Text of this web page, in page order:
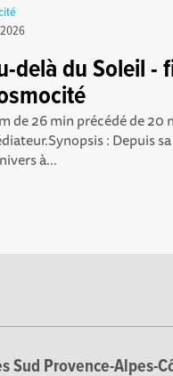
delà du Soleil -
de 26 min précédé de 20
: Depuis
à...
Sud Provence-